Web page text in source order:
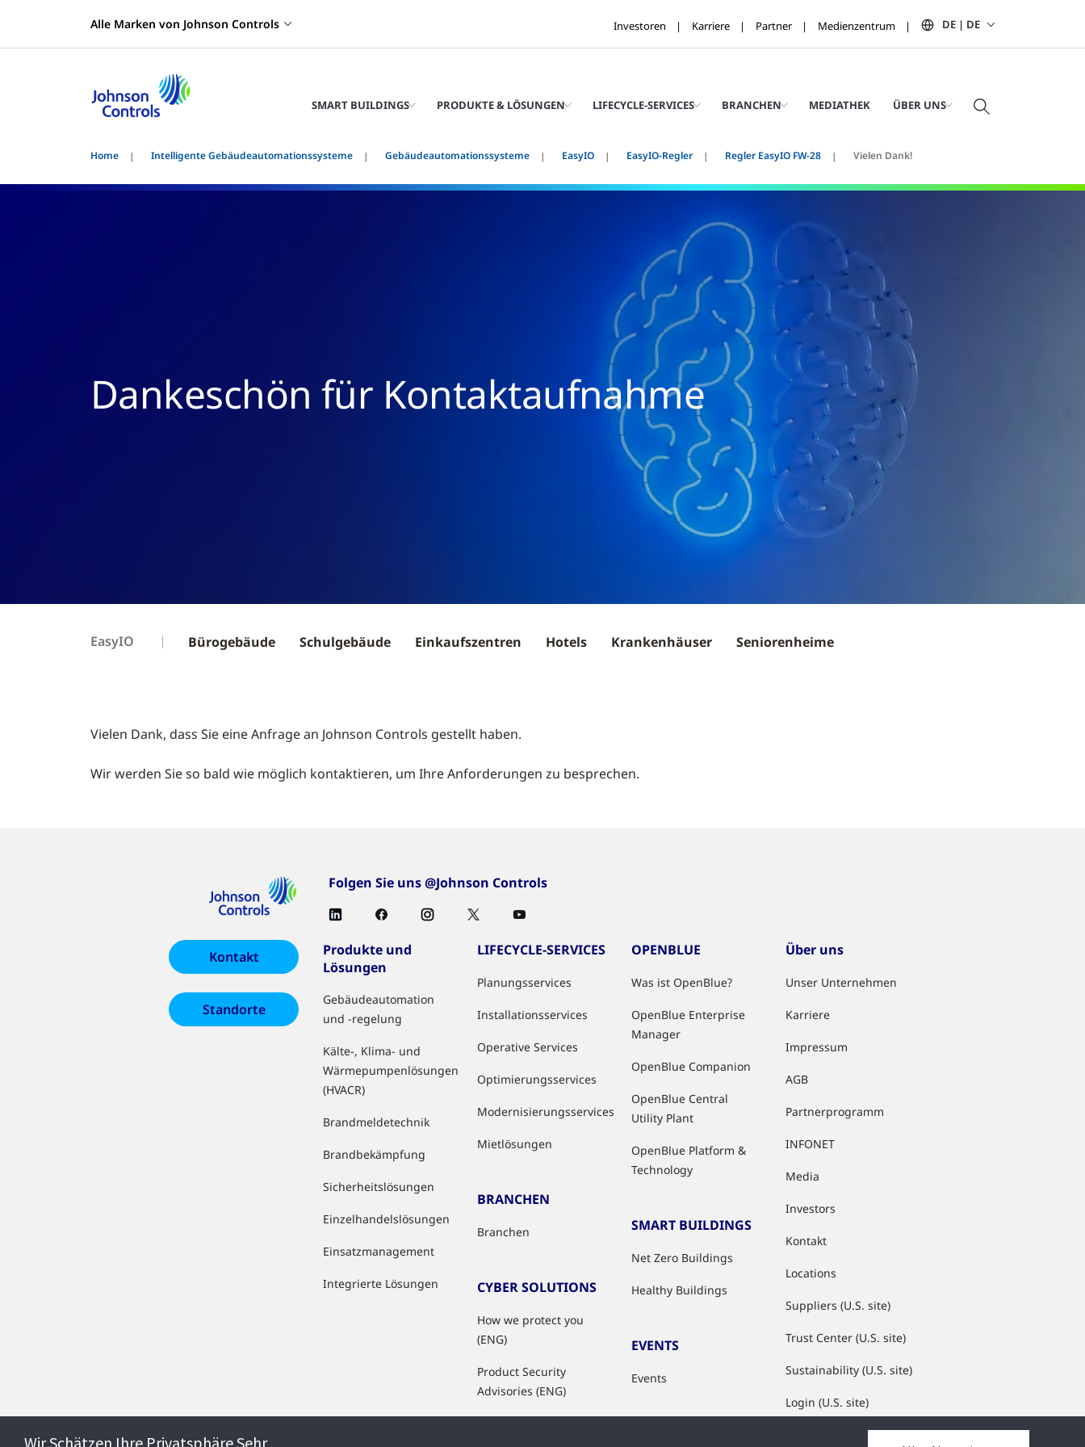
Alle Marken von Johnson Controls Investoren Karriere Partner Medienzentrum DE | DE
SMART BUILDINGS PRODUKTE & LÖSUNGEN LIFECYCLE-SERVICES BRANCHEN MEDIATHEK ÜBER UNS
Home Intelligente Gebäudeautomationssysteme Gebäudeautomationssysteme EasyIO EasyIO-Regler Regler EasyIO FW-28 Vielen Dank!
Dankeschön für Kontaktaufnahme
EasyIO Bürogebäude Schulgebäude Einkaufszentren Hotels Krankenhäuser Seniorenheime
Vielen Dank, dass Sie eine Anfrage an Johnson Controls gestellt haben.
Wir werden Sie so bald wie möglich kontaktieren, um Ihre Anforderungen zu besprechen.
Folgen Sie uns @Johnson Controls
Kontakt
Standorte
Produkte und
Lösungen
Gebäudeautomation
und -regelung
Kälte-, Klima- und
Wärmepumpenlösungen
(HVACR)
Brandmeldetechnik
Brandbekämpfung
Sicherheitslösungen
Einzelhandelslösungen
Einsatzmanagement
Integrierte Lösungen
LIFECYCLE-SERVICES
Planungsservices
Installationsservices
Operative Services
Optimierungsservices
Modernisierungsservices
Mietlösungen
BRANCHEN
Branchen
CYBER SOLUTIONS
How we protect you
(ENG)
Product Security
Advisories (ENG)
OPENBLUE
Was ist OpenBlue?
OpenBlue Enterprise
Manager
OpenBlue Companion
OpenBlue Central
Utility Plant
OpenBlue Platform &
Technology
SMART BUILDINGS
Net Zero Buildings
Healthy Buildings
EVENTS
Events
Über uns
Unser Unternehmen
Karriere
Impressum
AGB
Partnerprogramm
INFONET
Media
Investors
Kontakt
Locations
Suppliers (U.S. site)
Trust Center (U.S. site)
Sustainability (U.S. site)
Login (U.S. site)
Wir Schätzen Ihre Privatsphäre Sehr